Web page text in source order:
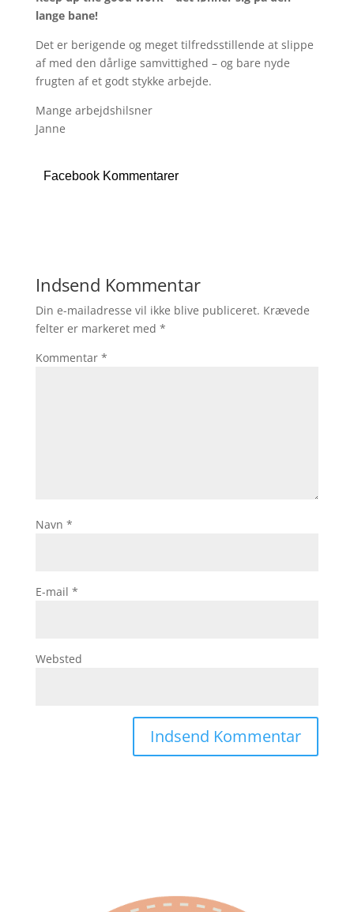
lange bane!
Det er berigende og meget tilfredsstillende at slippe
af med den dårlige samvittighed – og bare nyde
frugten af et godt stykke arbejde.
Mange arbejdshilsner
Janne
Facebook Kommentarer
Indsend Kommentar
Din e-mailadresse vil ikke blive publiceret. Krævede
felter er markeret med *
Kommentar *
Navn *
E-mail *
Websted